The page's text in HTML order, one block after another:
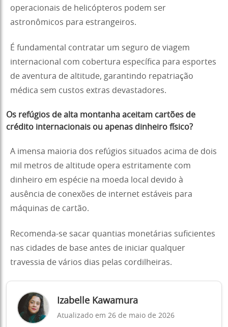
operacionais de helicópteros podem ser
astronômicos para estrangeiros.
É fundamental contratar um seguro de viagem
internacional com cobertura específica para esportes
de aventura de altitude, garantindo repatriação
médica sem custos extras devastadores.
Os refúgios de alta montanha aceitam cartões de
crédito internacionais ou apenas dinheiro físico?
A imensa maioria dos refúgios situados acima de dois
mil metros de altitude opera estritamente com
dinheiro em espécie na moeda local devido à
ausência de conexões de internet estáveis para
máquinas de cartão.
Recomenda-se sacar quantias monetárias suficientes
nas cidades de base antes de iniciar qualquer
travessia de vários dias pelas cordilheiras.
Izabelle Kawamura
Atualizado em 26 de maio de 2026